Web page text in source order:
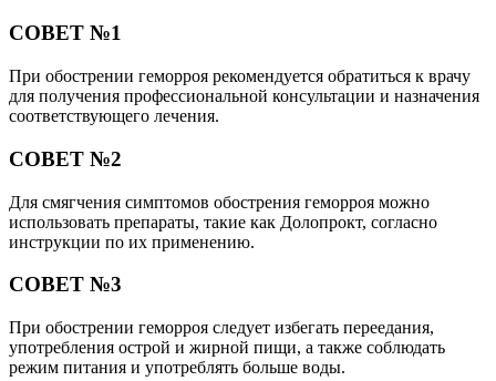
СОВЕТ №1
При обострении геморроя рекомендуется обратиться к врачу
для получения профессиональной консультации и назначения
соответствующего лечения.
СОВЕТ №2
Для смягчения симптомов обострения геморроя можно
использовать препараты, такие как Долопрокт, согласно
инструкции по их применению.
СОВЕТ №3
При обострении геморроя следует избегать переедания,
употребления острой и жирной пищи, а также соблюдать
режим питания и употреблять больше воды.